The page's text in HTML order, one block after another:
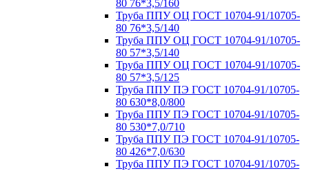
80 76*3,5/160
Труба ППУ ОЦ ГОСТ 10704-91/10705-
80 76*3,5/140
Труба ППУ ОЦ ГОСТ 10704-91/10705-
80 57*3,5/140
Труба ППУ ОЦ ГОСТ 10704-91/10705-
80 57*3,5/125
Труба ППУ ПЭ ГОСТ 10704-91/10705-
80 630*8,0/800
Труба ППУ ПЭ ГОСТ 10704-91/10705-
80 530*7,0/710
Труба ППУ ПЭ ГОСТ 10704-91/10705-
80 426*7,0/630
Труба ППУ ПЭ ГОСТ 10704-91/10705-